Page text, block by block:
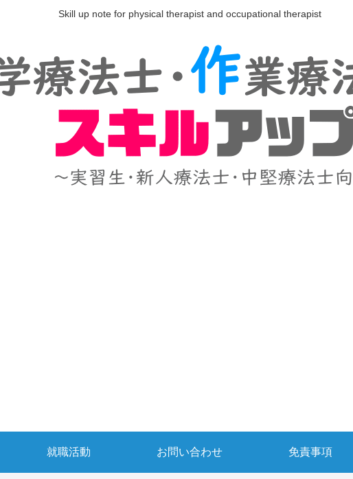
Skill up note for physical therapist and occupational therapist
就職活動 お問い合わせ 免責事項